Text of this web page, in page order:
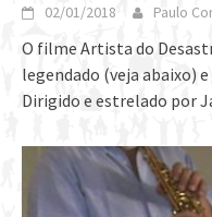
02/01/2018 Paulo
O filme Artista do
legendado (veja abaixo)
Dirigido e estrelado por